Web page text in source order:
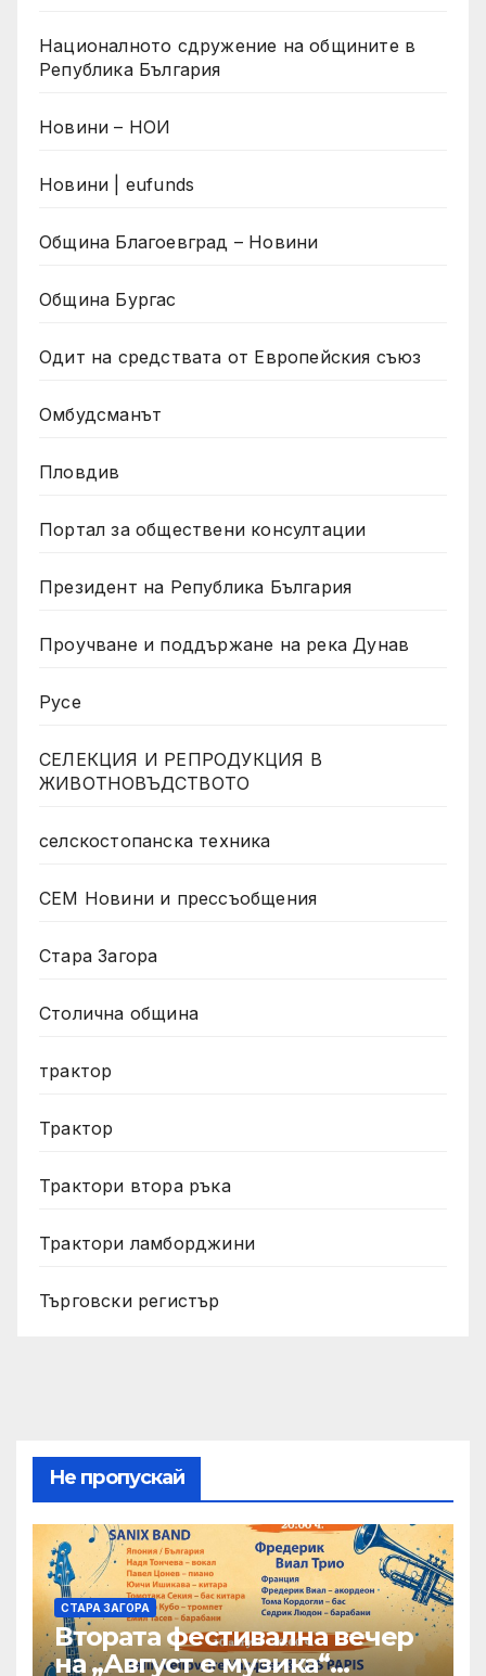
Националното сдружение на общините в
Република България
Новини – НОИ
Новини | eufunds
Община Благоевград – Новини
Община Бургас
Одит на средствата от Европейския съюз
Омбудсманът
Пловдив
Портал за обществени консултации
Президент на Република България
Проучване и поддържане на река Дунав
Русе
СЕЛЕКЦИЯ И РЕПРОДУКЦИЯ В
ЖИВОТНОВЪДСТВОТО
селскостопанска техника
СЕМ Новини и прессъобщения
Стара Загора
Столична община
трактор
Трактор
Трактори втора ръка
Трактори ламборджини
Търговски регистър
Не пропускай
СТАРА ЗАГОРА
Втората фестивална вечер
на „Август е музика“